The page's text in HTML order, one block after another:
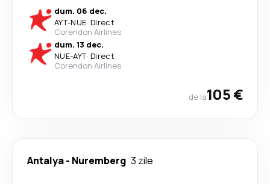
dum. 06 dec.
AYT-NUE· Direct
Corendon Airlines
dum. 13 dec.
NUE-AYT· Direct
Corendon Airlines
de la105 €
Antalya- Nuremberg 3 zile